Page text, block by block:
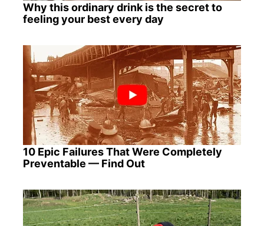
Why this ordinary drink is the secret to
feeling your best every day
10 Epic Failures That Were Completely
Preventable — Find Out